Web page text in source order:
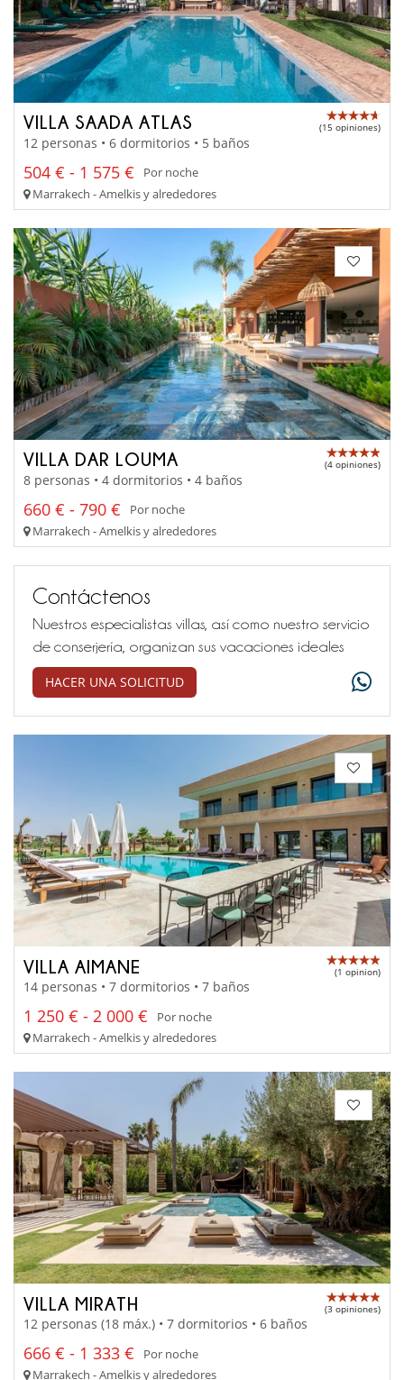
VILLA SAADA ATLAS (15 opiniones)
12 personas • 6 dormitorios • 5 baños
504 € - 1 575 €
Por noche
Marrakech - Amelkis y alrededores
VILLA DAR LOUMA (4 opiniones)
8 personas • 4 dormitorios • 4 baños
660 € - 790 €
Por noche
Marrakech - Amelkis y alrededores
Contáctenos
Nuestros especialistas villas, así como nuestro servicio
de conserjería, organizan sus vacaciones ideales
HACER UNA SOLICITUD
VILLA AIMANE (1 opinion)
14 personas • 7 dormitorios • 7 baños
1 250 € - 2 000 €
Por noche
Marrakech - Amelkis y alrededores
VILLA MIRATH (3 opiniones)
12 personas (18 máx.) • 7 dormitorios • 6 baños
666 € - 1 333 €
Por noche
Marrakech - Amelkis y alrededores